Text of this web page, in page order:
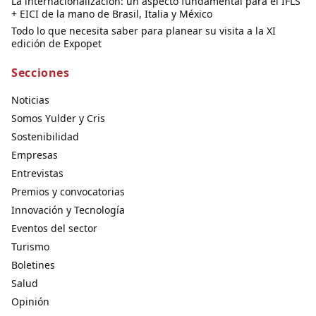
+ EICI de la mano de Brasil, Italia y México
Todo lo que necesita saber para planear su visita a la XI
edición de Expopet
Secciones
Noticias
Somos Yulder y Cris
Sostenibilidad
Empresas
Entrevistas
Premios y convocatorias
Innovación y Tecnología
Eventos del sector
Turismo
Boletines
Salud
Opinión